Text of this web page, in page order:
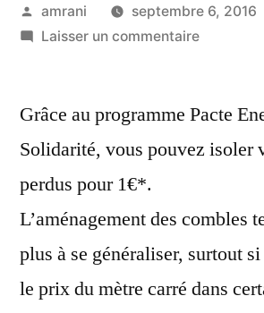
Publié
par
amrani
septembre 6, 2016
Laisser un commentairesur
combles
Grâce au programme Pacte
Solidarité, vous pouvez isoler
perdus pour 1€*.
L’aménagement des combles
plus à se généraliser, surtout
le prix du mètre carré dans